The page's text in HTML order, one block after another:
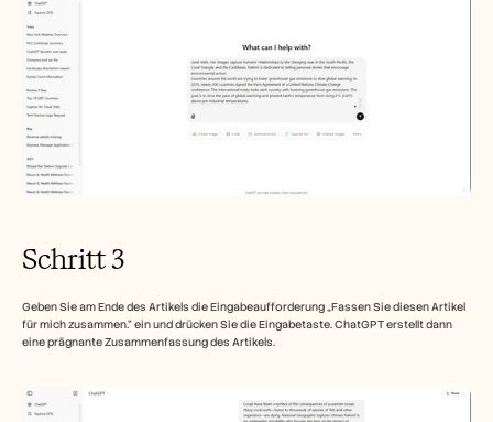
Schritt 3
Geben Sie am Ende des Artikels die Eingabeaufforderung „Fassen Sie diesen Artikel
für mich zusammen.“ ein und drücken Sie die Eingabetaste. ChatGPT erstellt dann
eine prägnante Zusammenfassung des Artikels.